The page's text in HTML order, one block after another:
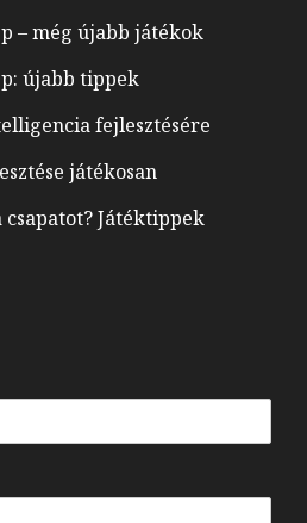
– még újabb játékok
újabb tippek
fejlesztésére
játékosan
Játéktippek